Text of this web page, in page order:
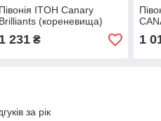
Півонія ITOH Canary
Brilliants (кореневища)
1 231₴ 1
за рік